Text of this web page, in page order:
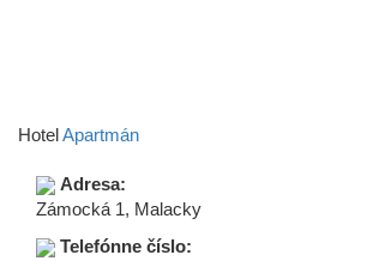
HotelApartmán
Adresa:
Zámocká 1, Malacky
Telefónne číslo: